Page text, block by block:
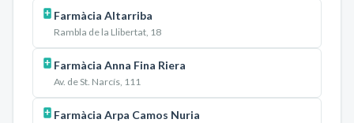
Farmàcia Altarriba
Rambla de la Llibertat, 18
Farmàcia Anna Fina Riera
Av. de St. Narcís, 111
Farmàcia Arpa Camos Nuria